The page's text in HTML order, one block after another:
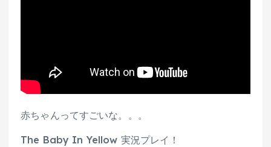
赤ちゃんってすごいな。。。
The Baby In Yellow 実況プレイ！